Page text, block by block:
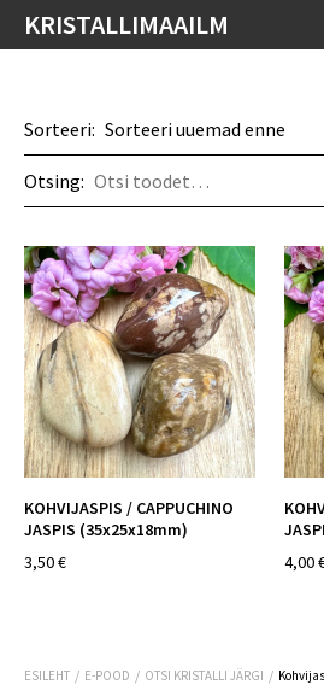
KRISTALLIMAAILM
Sorteeri:
Otsing:
KOHVIJASPIS / CAPPUCHINO
JASPIS (35x25x18mm)
3,50 €
4,00
ESILEHT / E-POOD / OTSI KRISTALLI JÄRGI /